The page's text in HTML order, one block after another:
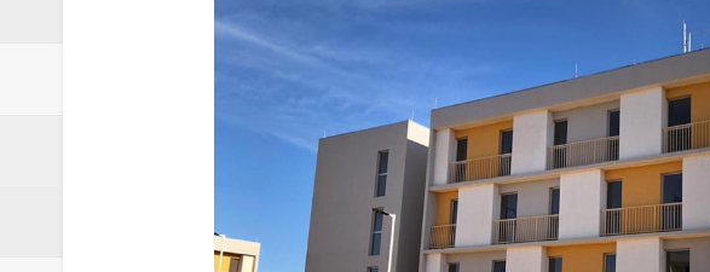
Samambaia inicia campanha para atualizar
Morador de Samambaia morre após sofrer mal
PL e Flávio Bolsonaro oficializam candidatura de
Renata D´Aguiar destaca potencial da pecuária
Trabalhador morre após ser atingido por trator em